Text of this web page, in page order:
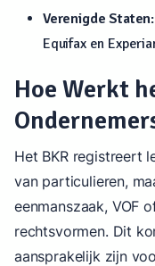
Verenigde Staten
Equifax en
Hoe Werkt
Het BKR registreert
van particulieren,
eenmanszaak, VOF
rechtsvormen. Dit
aansprakelijk zijn